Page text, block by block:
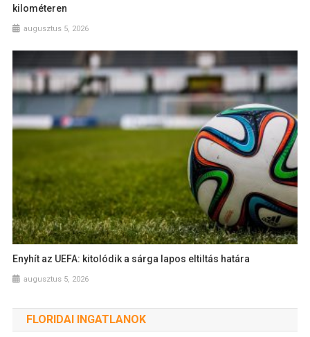
kilométeren
augusztus 5, 2026
Enyhít az UEFA: kitolódik a sárga lapos eltiltás határa
augusztus 5, 2026
FLORIDAI INGATLANOK